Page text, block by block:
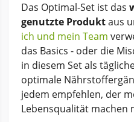
Das Optimal-Set ist das
genutzte Produktaus
ich und mein Team
das Basics - oder die
in diesem Set als
optimale
jedem empfehlen, der
Lebensqualität machen